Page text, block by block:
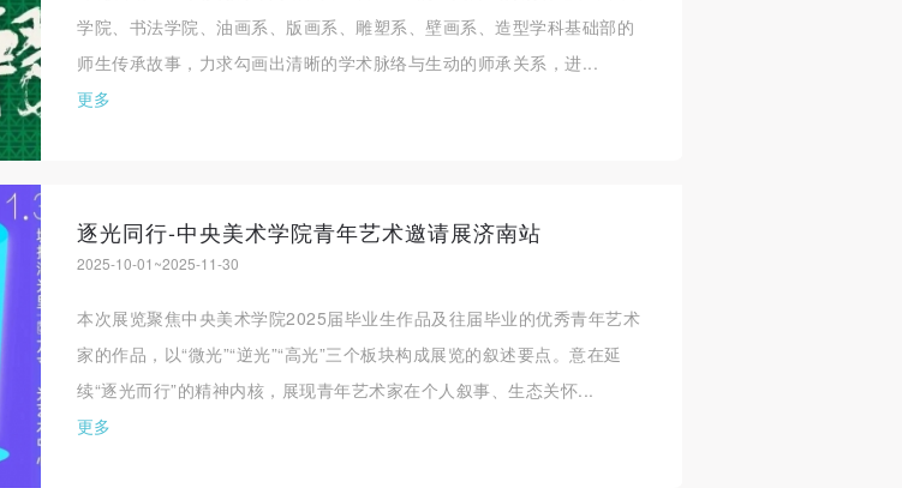
学院、书法学院、油画系、版画系、雕塑系、壁画系、造型学科基础部的
师生传承故事，力求勾画出清晰的学术脉络与生动的师承关系，进...
更多
逐光同行-中央美术学院青年艺术邀请展济南站
2025-10-01~2025-11-30
本次展览聚焦中央美术学院2025届毕业生作品及往届毕业的优秀青年艺术
家的作品，以“微光”“逆光”“高光”三个板块构成展览的叙述要点。意在延
续“逐光而行”的精神内核，展现青年艺术家在个人叙事、生态关怀...
更多